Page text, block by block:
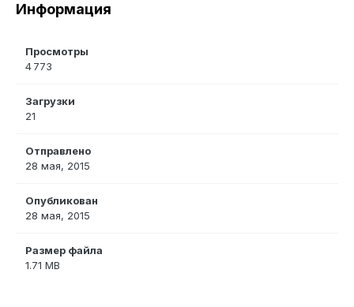
Информация
Просмотры
4 773
Загрузки
21
Отправлено
28 мая, 2015
Опубликован
28 мая, 2015
Размер файла
1.71 MB